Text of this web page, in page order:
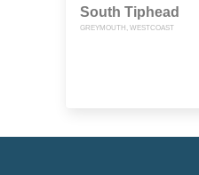
South Tiphead
GREYMOUTH, WESTCOAST